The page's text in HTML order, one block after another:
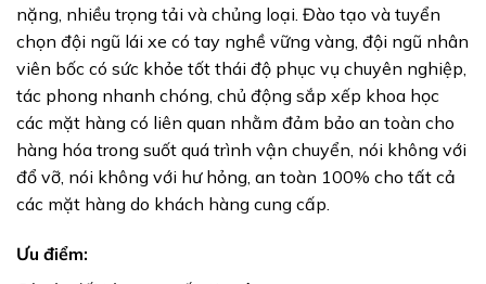
nặng, nhiều trọng tải và chủng loại. Đào tạo và tuyển
chọn đội ngũ lái xe có tay nghề vững vàng, đội ngũ nhân
viên bốc có sức khỏe tốt thái độ phục vụ chuyên nghiệp,
tác phong nhanh chóng, chủ động sắp xếp khoa học
các mặt hàng có liên quan nhằm đảm bảo an toàn cho
hàng hóa trong suốt quá trình vận chuyển, nói không với
đổ vỡ, nói không với hư hỏng, an toàn 100% cho tất cả
các mặt hàng do khách hàng cung cấp.
Ưu điểm: